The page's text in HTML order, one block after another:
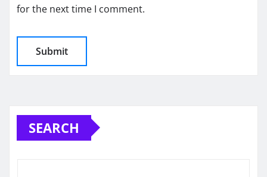
for the next time I comment.
SEARCH